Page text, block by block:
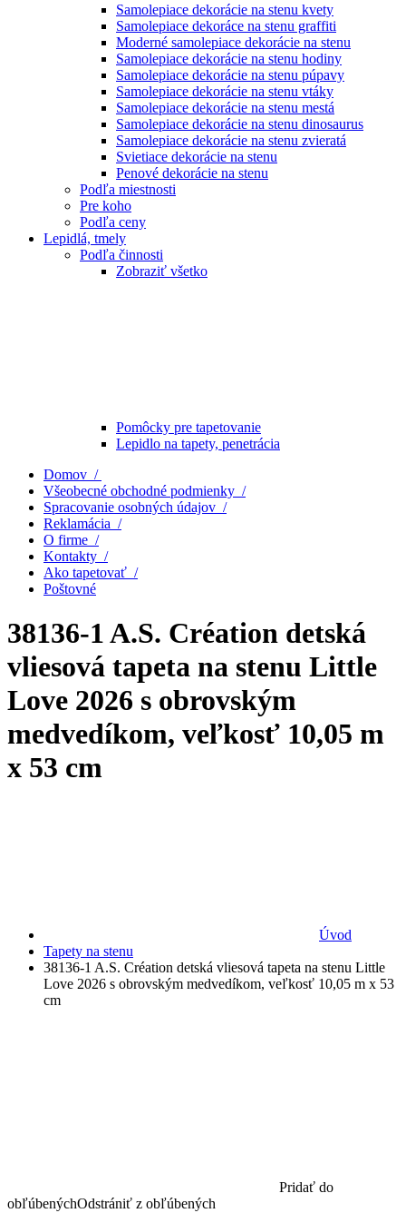
Samolepiace dekorácie na stenu kvety
Samolepiace dekoráce na stenu graffiti
Moderné samolepiace dekorácie na stenu
Samolepiace dekorácie na stenu hodiny
Samolepiace dekorácie na stenu púpavy
Samolepiace dekorácie na stenu vtáky
Samolepiace dekorácie na stenu mestá
Samolepiace dekorácie na stenu dinosaurus
Samolepiace dekorácie na stenu zvieratá
Svietiace dekorácie na stenu
Penové dekorácie na stenu
Podľa miestnosti
Pre koho
Podľa ceny
Lepidlá, tmely
Podľa činnosti
Zobraziť všetko
Pomôcky pre tapetovanie
Lepidlo na tapety, penetrácia
Domov /
Všeobecné obchodné podmienky /
Spracovanie osobných údajov /
Reklamácia /
O firme /
Kontakty /
Ako tapetovať /
Poštovné
38136-1 A.S. Création detská
vliesová tapeta na stenu Little
Love 2026 s obrovským
medvedíkom, veľkosť 10,05 m
x 53 cm
Úvod
Tapety na stenu
38136-1 A.S. Création detská vliesová tapeta na stenu Little
Love 2026 s obrovským medvedíkom, veľkosť 10,05 m x 53
cm
Pridať do
obľúbenýchOdstrániť z obľúbených